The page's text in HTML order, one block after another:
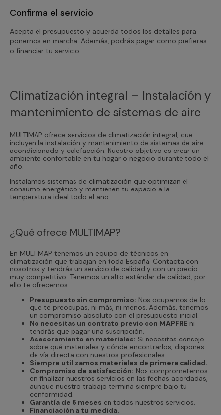
Confirma el servicio
Acepta el presupuesto y acuerda todos los detalles para
ponernos en marcha. Además, podrás pagar como prefieras
o financiar tu servicio.
Climatización integral – Instalación y
mantenimiento de sistemas de aire
MULTIMAP ofrece servicios de climatización integral, que
incluyen la instalación y mantenimiento de sistemas de aire
acondicionado y calefacción. Nuestro objetivo es crear un
ambiente confortable en tu hogar o negocio durante todo el
año.
Instalamos sistemas de climatización que optimizan el
consumo energético y mantienen tu espacio a la
temperatura ideal todo el año.
¿Qué ofrece MULTIMAP?
En MULTIMAP tenemos un equipo de técnicos en
climatización que trabajan en toda España. Contacta con
nosotros y tendrás un servicio de calidad y con un precio
muy competitivo. Tenemos un alto estándar de calidad, por
ello te ofrecemos:
Presupuesto sin compromiso: Nos ocupamos de lo
que te preocupas, ni más, ni menos. Además, tenemos
un compromiso absoluto con el presupuesto inicial.
No necesitas un contrato previo con MAPFRE ni
tendrás que pagar una suscripción.
Asesoramiento en materiales: Si necesitas consejo
sobre qué materiales y dónde encontrarlos, dispones
de vía directa con nuestros profesionales.
Siempre utilizamos materiales de primera calidad.
Compromiso de satisfacción: Nos comprometemos
en finalizar nuestros servicios en las fechas acordadas,
aunque nuestro trabajo termina siempre bajo tu
conformidad.
Garantía de 6 meses en todos nuestros servicios.
Financiación a tu medida.